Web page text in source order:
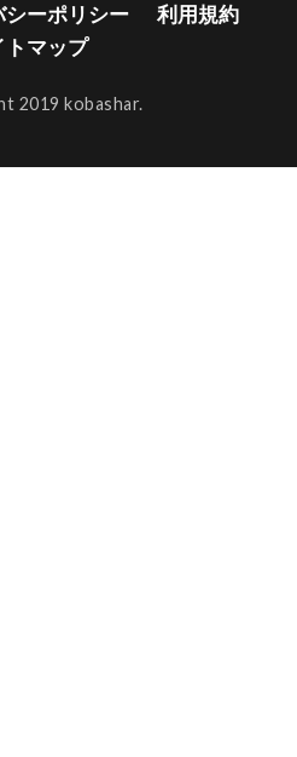
シーポリシー
利用規約
トマップ
2019 kobashar.